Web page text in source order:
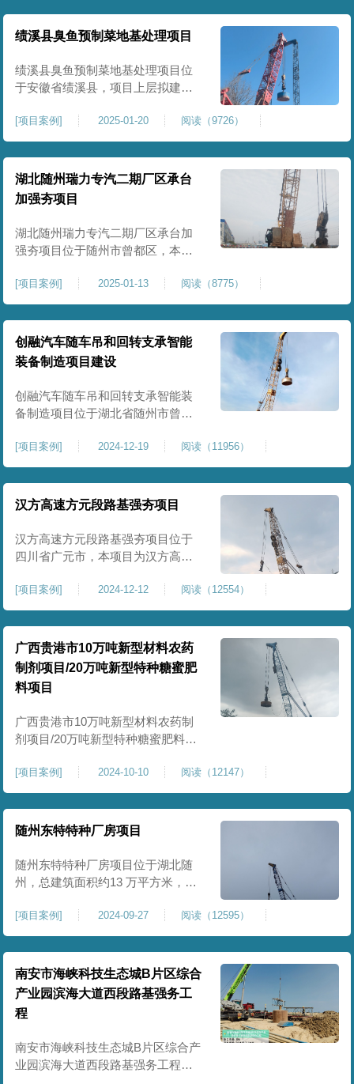
能力。每标段强夯施工完成，现场
工程师组织三方验收一次，确认工
施工质量，确保工程整体质量。在
施工过程中我司严格按照设计规范
绩溪县臭鱼预制菜地基处理项目
绩溪县臭鱼预制菜地基处理项目位
于安徽省绩溪县，项目上层拟建生
米。本项目场地后续使用要求较
高，设计拟采用大夯击能进行场地
地基加固处理，我司配备FW5000A
大型强夯机一台，并配备28m龙门架
一幅辅助高能级强夯施工，配备
85T，直径为2m，高度为2.2m的柱
锤一个，柱锤接地面积更小，强夯
穿透
[项目案例] 2025-01-20 阅读（9726）
湖北随州瑞力专汽二期厂区承台
加强夯项目
湖北随州瑞力专汽二期厂区承台加
强夯项目位于随州市曾都区，本项
要求采用强夯置换工艺进行加固处
理，要求经处理深度不小于8米，地
基承载力不小于180Kpa，该项目场
地周边已有建筑物，且本项目采用
夯击能较大，夯击次数较多，为确
保场地临近建筑物安全性，我司在
临近建筑物的场地界限开挖减震沟
[项目案例] 2025-01-13 阅读（8775）
创融汽车随车吊和回转支承智能
装备制造项目建设
创融汽车随车吊和回转支承智能装
备制造项目位于湖北省随州市曾都
套设置，本次对主要对项目生产车
间区域进行强夯施工，面积约为
20000平方米，要求经强夯后地基承
载力不低于140Kpa。康尚强夯公司
场，设备型号为ZRYG3500C，施工
作业人员按照设计严格施工。
[项目案例] 2024-12-19 阅读（11956）
汉方高速方元段路基强夯项目
汉方高速方元段路基强夯项目位于
四川省广元市，本项目为汉方高速
240000平方米，施工周期长，待路
基回填达到设计标高后，强夯施工
一次。我司于土方单位交叉作业。
康尚强夯公司于2024年10月20日安
排设备人员进场，按照图纸设计施
工。
[项目案例] 2024-12-12 阅读（12554）
广西贵港市10万吨新型材料农药
制剂项目/20万吨新型特种糖蜜肥
料项目
广西贵港市10万吨新型材料农药制
剂项目/20万吨新型特种糖蜜肥料项
期施工，一期为10万吨新型材料农
药制剂项目施工，二期为20万吨新
型特种糖蜜肥料项目，两期项目都
采用基础承台加强夯和普通强夯施
使用要求，单独对基础承台位置地
基进行置换加强夯，其他区域采用
[项目案例] 2024-10-10 阅读（12147）
随州东特特种厂房项目
随州东特特种厂房项目位于湖北随
州，总建筑面积约13 万平方米，为
载力与均匀性要求严苛。项目于
2024 年 9 月正式开工，地基处理采
用高能级强夯施工工艺，通过大吨
位重锤动力固结，全面提升场地密
实度与承载性能，满足重载车间、
设备基础与行车轨道的长期稳定运
行要求。项目严格遵循强夯地基处
[项目案例] 2024-09-27 阅读（12595）
南安市海峡科技生态城B片区综合
产业园滨海大道西段路基强务工
程
南安市海峡科技生态城B片区综合产
业园滨海大道西段路基强务工程位